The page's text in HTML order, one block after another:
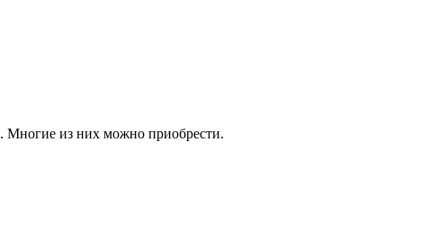
. Многие из них можно приобрести.